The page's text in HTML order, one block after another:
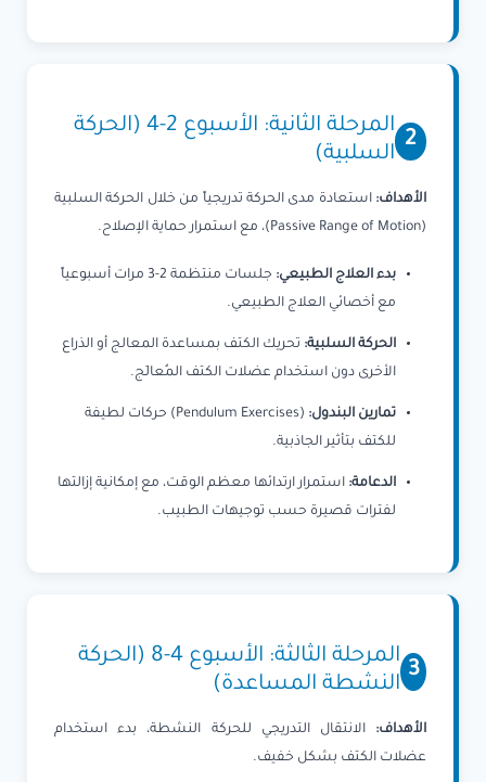
2
المرحلة الثانية: الأسبوع 2-4 (الحركة
السلبية)
الأهداف: استعادة مدى الحركة تدريجياً من خلال الحركة السلبية
(Passive Range of Motion)، مع استمرار حماية الإصلاح.
بدء العلاج الطبيعي:
جلسات منتظمة 2-3 مرات أسبوعياً
مع أخصائي العلاج الطبيعي.
الحركة السلبية: تحريك الكتف بمساعدة المعالج أو الذراع
الأخرى دون استخدام عضلات الكتف المُعالَج.
تمارين البندول:
(Pendulum Exercises) حركات لطيفة
للكتف بتأثير الجاذبية.
الدعامة: استمرار ارتدائها معظم الوقت، مع إمكانية إزالتها
لفترات قصيرة حسب توجيهات الطبيب.
3
المرحلة الثالثة: الأسبوع 4-8 (الحركة
النشطة المساعدة)
الأهداف: الانتقال التدريجي للحركة النشطة، بدء استخدام
عضلات الكتف بشكل خفيف.